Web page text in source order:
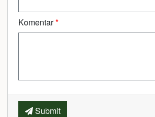
Komentar*
Submit